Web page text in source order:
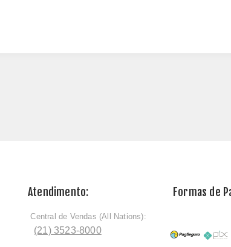
Atendimento:
ﾠCentral de Vendas (All Nations):
(21) 3523-8000
Formas de